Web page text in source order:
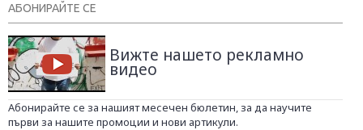
АБОНИРАЙТЕ СЕ
Вижте нашето рекламно
видео
Абонирайте се за нашият месечен бюлетин, за да научите
първи за нашите промоции и нови артикули.